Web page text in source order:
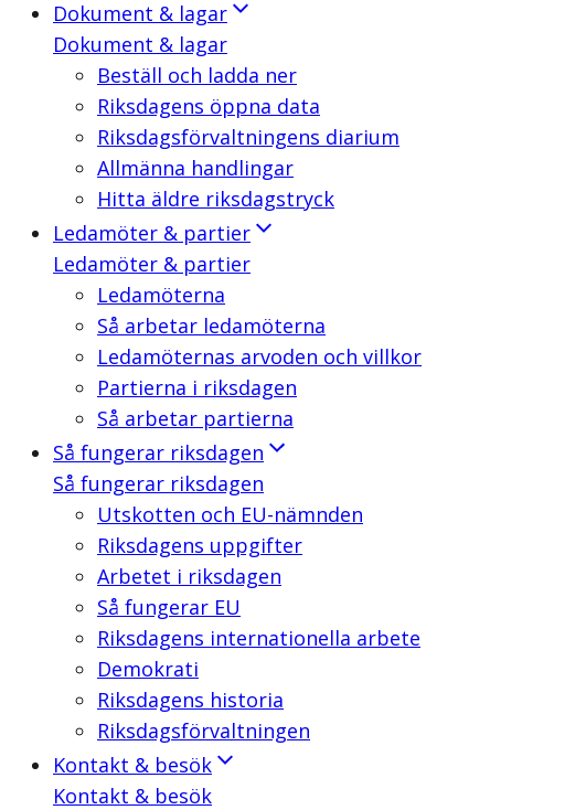
Dokument & lagar
Dokument & lagar
Beställ och ladda ner
Riksdagens öppna data
Riksdagsförvaltningens diarium
Allmänna handlingar
Hitta äldre riksdagstryck
Ledamöter & partier
Ledamöter & partier
Ledamöterna
Så arbetar ledamöterna
Ledamöternas arvoden och villkor
Partierna i riksdagen
Så arbetar partierna
Så fungerar riksdagen
Så fungerar riksdagen
Utskotten och EU-nämnden
Riksdagens uppgifter
Arbetet i riksdagen
Så fungerar EU
Riksdagens internationella arbete
Demokrati
Riksdagens historia
Riksdagsförvaltningen
Kontakt & besök
Kontakt & besök